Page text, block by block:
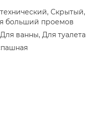
Скрытый,
больший проемов
ванны, Для туалета